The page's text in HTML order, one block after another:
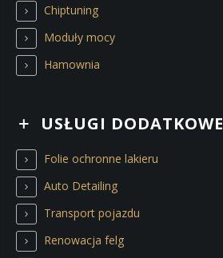
Chiptuning
Moduły mocy
Hamownia
USŁUGI DODATKOWE
Folie ochronne lakieru
Auto Detailing
Transport pojazdu
Renowacja felg